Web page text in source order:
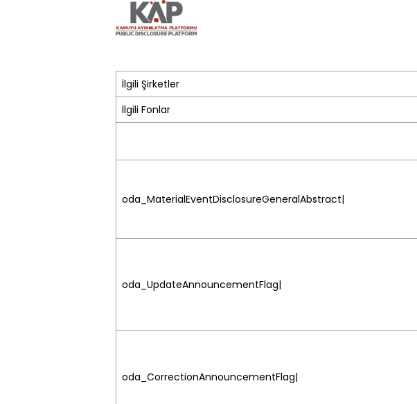
İlgili Şirketler
İlgili Fonlar
oda_MaterialEventDisclosureGeneralAbstract|
oda_UpdateAnnouncementFlag|
oda_CorrectionAnnouncementFlag|